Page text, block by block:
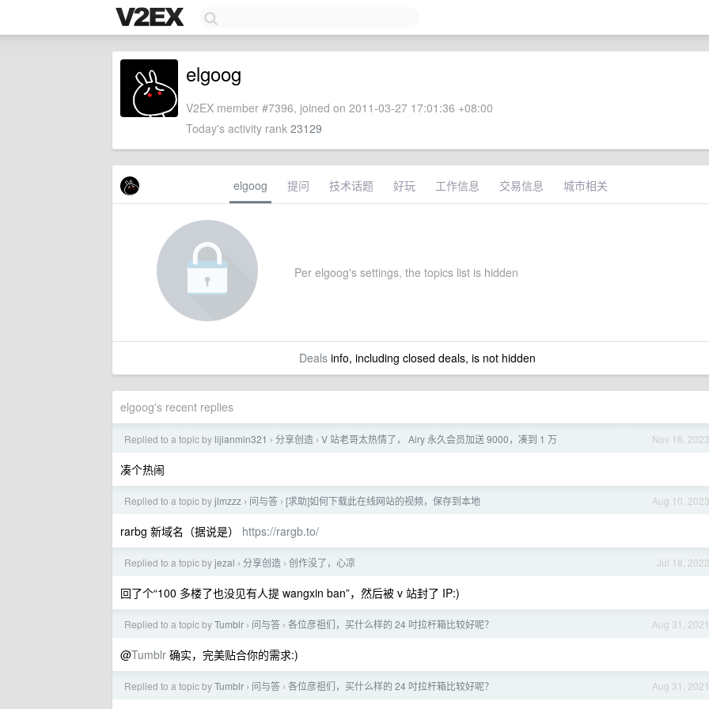
elgoog
V2EX member #7396, joined on 2011-03-27 17:01:36 +08:00
Today's activity rank 23129
elgoog 提问 技术话题 好玩 工作信息 交易信息 城市相关
Per elgoog's settings, the topics list is hidden
Dealsinfo, including closed deals, is not hidden
elgoog's recent replies
Nov 16, 2023
Replied to a topic by lijianmin321 › 分享创造 › V 站老哥太热情了， Airy 永久会员加送 9000，凑到 1 万
凑个热闹
Aug 10, 2023
Replied to a topic byjlmzzz › 问与答 › [求助]如何下载此在线网站的视频，保存到本地
rarbg 新域名（据说是） https://rargb.to/
Jul 18, 2022
Replied to a topic byjezal › 分享创造 › 创作没了，心凉
回了个“100 多楼了也没见有人提 wangxin ban”，然后被 v 站封了 IP:)
Aug 31, 2021
Replied to a topic byTumblr › 问与答 › 各位彦祖们，买什么样的 24 吋拉杆箱比较好呢？
@Tumblr 确实，完美贴合你的需求:)
Aug 31, 2021
Replied to a topic byTumblr › 问与答 › 各位彦祖们，买什么样的 24 吋拉杆箱比较好呢？